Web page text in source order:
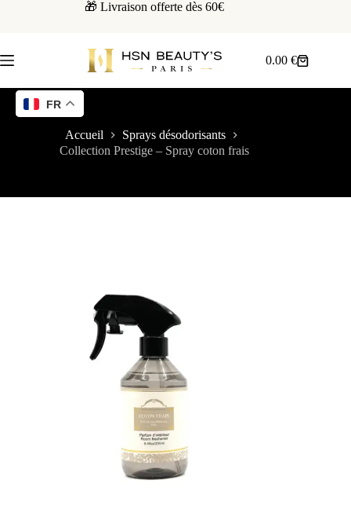
🎁 Livraison offerte dès 60€
0.00€
Accueil
Sprays désodorisants
Collection Prestige – Spray coton frais
FR